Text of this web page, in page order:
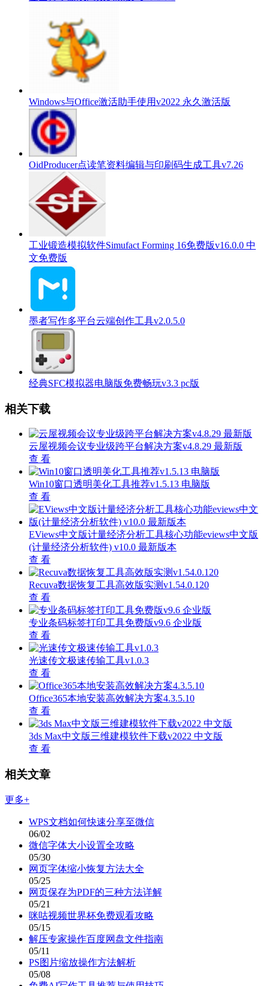
Windows与Office激活助手使用v2022 永久激活版
OidProducer点读笔资料编辑与印刷码生成工具v7.26
工业锻造模拟软件Simufact Forming 16免费版v16.0.0 中
文免费版
墨者写作多平台云端创作工具v2.0.5.0
经典SFC模拟器电脑版免费畅玩v3.3 pc版
相关下载
云屋视频会议专业级跨平台解决方案v4.8.29 最新版
查 看
Win10窗口透明美化工具推荐v1.5.13 电脑版
查 看
EViews中文版计量经济分析工具核心功能eviews中文版
(计量经济分析软件) v10.0 最新版本
查 看
Recuva数据恢复工具高效版实测v1.54.0.120
查 看
专业条码标签打印工具免费版v9.6 企业版
查 看
光速传文极速传输工具v1.0.3
查 看
Office365本地安装高效解决方案4.3.5.10
查 看
3ds Max中文版三维建模软件下载v2022 中文版
查 看
相关文章
更多+
WPS文档如何快速分享至微信
06/02
微信字体大小设置全攻略
05/30
网页字体缩小恢复方法大全
05/25
网页保存为PDF的三种方法详解
05/21
咪咕视频世界杯免费观看攻略
05/15
解压专家操作百度网盘文件指南
05/11
PS图片缩放操作方法解析
05/08